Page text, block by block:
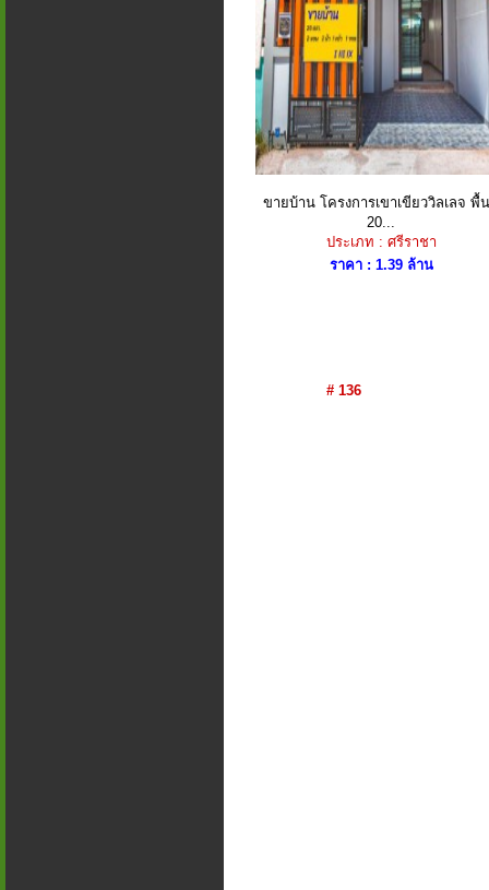
ขายบ้าน โครงการเขาเขียววิลเลจ พื้
20...
ประเภท : ศรีราชา
ราคา : 1.39 ล้าน
# 136